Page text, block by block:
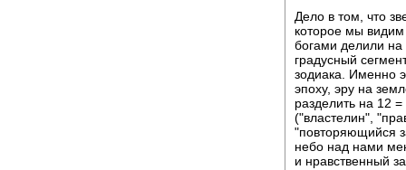
Дело в том, что
которое мы
богами делили на
градусный
зодиака. Именно
эпоху, эру на
разделить на 12
("властелин",
"повторяющийся
небо над нами
и нравственный